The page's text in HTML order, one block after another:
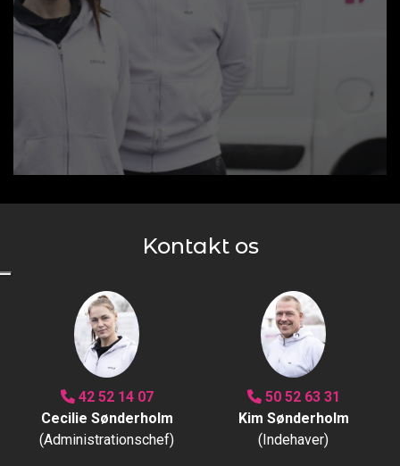
Kontakt os
42 52 14 07
Cecilie Sønderholm
(Administrationschef)
50 52 63 31
Kim Sønderholm
(Indehaver)